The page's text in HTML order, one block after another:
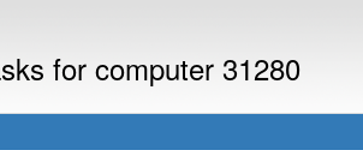
for computer 31280